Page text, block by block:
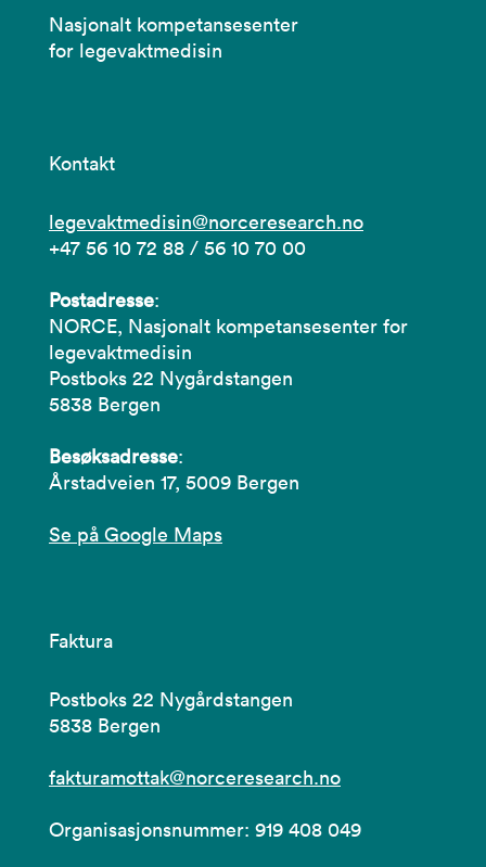
Nasjonalt kompetansesenter
for legevaktmedisin
Kontakt
legevaktmedisin@norceresearch.no
+47 56 10 72 88 / 56 10 70 00
Postadresse:
NORCE, Nasjonalt kompetansesenter for
legevaktmedisin
Postboks 22 Nygårdstangen
5838 Bergen
Besøksadresse:
Årstadveien 17, 5009 Bergen
Se på Google Maps
Faktura
Postboks 22 Nygårdstangen
5838 Bergen
fakturamottak@norceresearch.no
Organisasjonsnummer: 919 408 049